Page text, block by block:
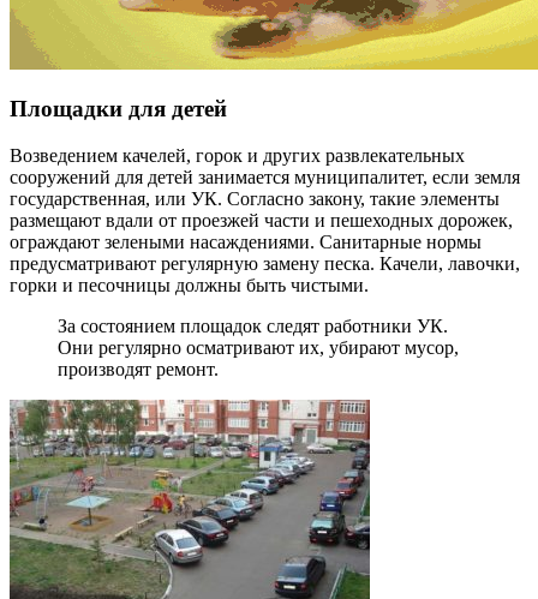
Площадки для детей
Возведением качелей, горок и других развлекательных
сооружений для детей занимается муниципалитет, если земля
государственная, или УК. Согласно закону, такие элементы
размещают вдали от проезжей части и пешеходных дорожек,
ограждают зелеными насаждениями. Санитарные нормы
предусматривают регулярную замену песка. Качели, лавочки,
горки и песочницы должны быть чистыми.
За состоянием площадок следят работники УК.
Они регулярно осматривают их, убирают мусор,
производят ремонт.